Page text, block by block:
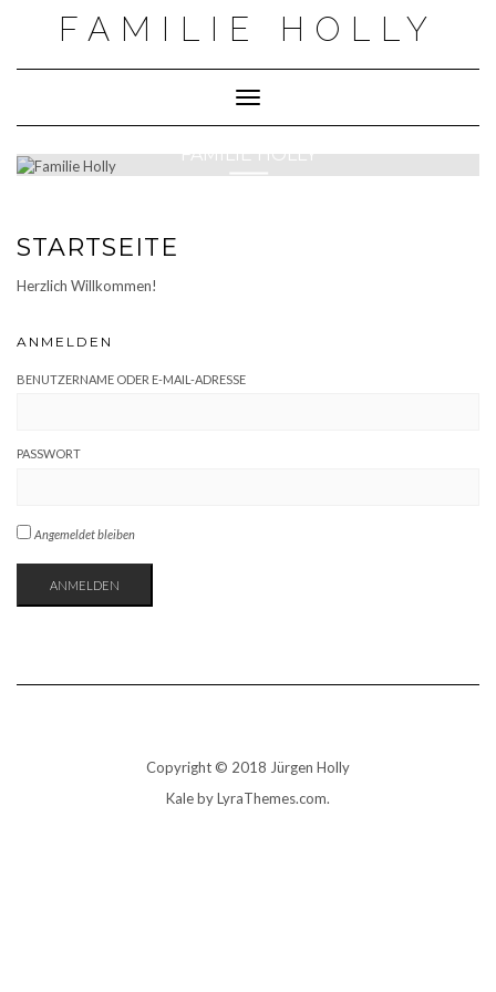
FAMILIE HOLLY
Toggle Navigation
FAMILIE HOLLY
STARTSEITE
Herzlich Willkommen!
ANMELDEN
BENUTZERNAME ODER E-MAIL-ADRESSE
PASSWORT
Angemeldet bleiben
ANMELDEN
Copyright © 2018 Jürgen Holly
Kaleby LyraThemes.com.